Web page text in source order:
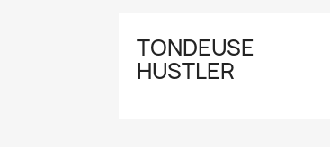
TONDEUSE
HUSTLER